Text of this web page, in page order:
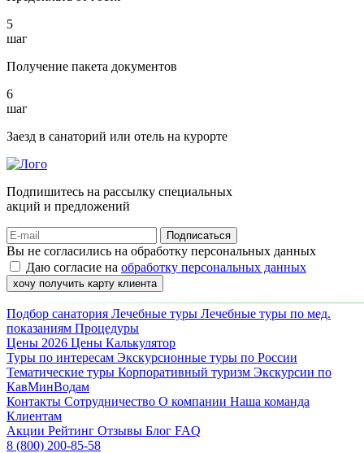
5
шаг
Получение пакета документов
6
шаг
Заезд в санаторий или отель на курорте
Подпишитесь на рассылку специальных
акций и предложений
Подписаться
Вы не согласились на обработку персональных данных
Даю согласие на обработку персональных данных
хочу получить карту клиента
Подбор санатория Лечебные туры Лечебные туры по мед.
показаниям Процедуры
Цены 2026 Цены Калькулятор
Туры по интересам Экскурсионные туры по России
Тематические туры Корпоративный туризм Экскурсии по
КавМинВодам
Контакты Сотрудничество О компании Наша команда
Клиентам
Акции Рейтинг Отзывы Блог FAQ
8 (800) 200-85-58